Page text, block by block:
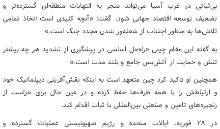
بی‌ثباتی در غرب آسیا می‌تواند منجر به التهابات منطقه‌ای گسترده‌تر و
تضعیف توسعه اقتصاد جهانی شود، گفت: «آنچه کلیدی است اتخاذ تمامی
تلاش‌ها به منظور اجتناب از شعله‌ور شدن مجدد جنگ است.»
به گفته این مقام چینی «راه‌حل اساسی در پیشگیری از تشدید هر چه بیشتر
تنش و حمایت از آتش‌بس جامع و بلند مدت است.»
همچنین او تاکید کرد چین متعهد است به اینکه نقش‌آفرینی دیپلماتیک خود
و ارتباطش را با همه طرف‌ها حفظ کرده و در عین حال برای حراست از
زنجیره‌های تامین و صنعتی بین‌المللی با ثبات اقدام کند.
در ۲۸ فوریه، ایالات متحده و رژیم صهیونیستی عملیات گسترده‌ و